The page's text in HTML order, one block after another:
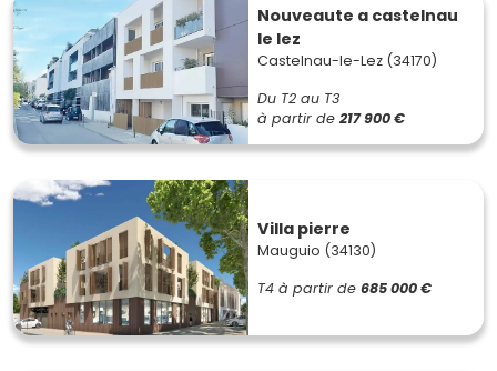
Nouveaute a castelnau
le lez
Castelnau-le-Lez (34170)
Du T2 au T3
à partir de 217 900 €
Villa pierre
Mauguio (34130)
T4 à partir de 685 000 €